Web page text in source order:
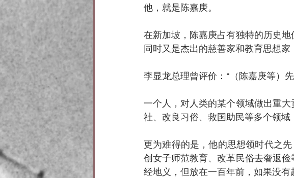
他，就是陈嘉庚。
在新加坡，陈嘉庚占有独特的历史
同时又是杰出的慈善家和教育思想家
李显龙总理曾评价：“（陈嘉庚等）
一个人，对人类的某个领域做出重
社、改良习俗、救国助民等多个领域
更为难得的是，他的思想领时代之
创女子师范教育、改革民俗去奢返
经地义，但放在一百年前，如果没有